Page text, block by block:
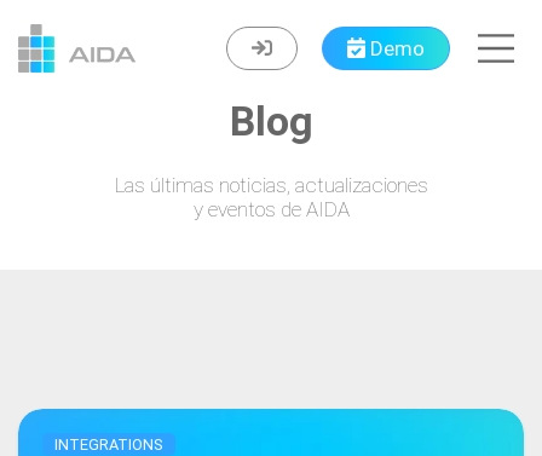
Demo
Blog
Las últimas noticias, actualizaciones
y eventos de AIDA
INTEGRATIONS